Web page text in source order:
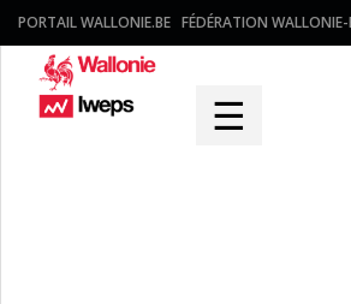
PORTAIL WALLONIE.BE FÉDÉRATION WALLONIE-
☰